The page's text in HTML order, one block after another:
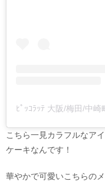
こちら一見カラフルなア
ケーキなんです！
華やかで可愛いこちらの